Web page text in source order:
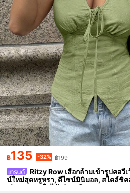
฿135 -32% ฿199
Ritzy Row เสื้อกล้ามเข้ารูปคอวี
น์ใหม่สุดหรูหรา, ดีไซน์มินิมอล, สไตล์ชิ
เดินทาง, ฤดูใบไม้ผลิ/ฤดูร้อน